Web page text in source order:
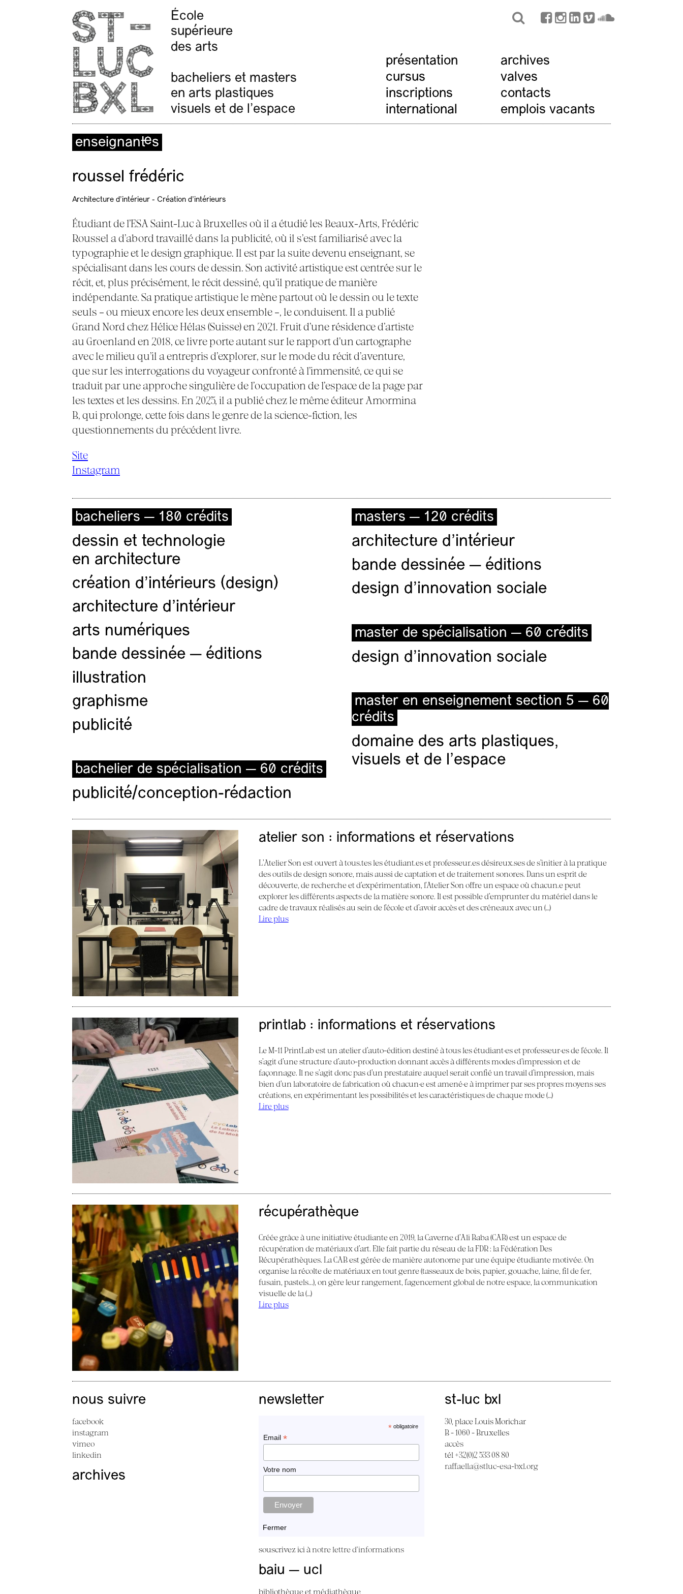
École
supérieure
des arts
bacheliers et masters
en arts plastiques
visuels et de l'espace
présentation
cursus
inscriptions
international
archives
valves
contacts
emplois vacants
enseignant·es
roussel frédéric
Architecture d'intérieur - Création d'intérieurs
Étudiant de l’ESA Saint-Luc à Bruxelles où il a étudié les Beaux-Arts, Frédéric
Roussel a d’abord travaillé dans la publicité, où il s’est familiarisé avec la
typographie et le design graphique. Il est par la suite devenu enseignant, se
spécialisant dans les cours de dessin. Son activité artistique est centrée sur le
récit, et, plus précisément, le récit dessiné, qu’il pratique de manière
indépendante. Sa pratique artistique le mène partout où le dessin ou le texte
seuls – ou mieux encore les deux ensemble –, le conduisent. Il a publié
Grand Nord chez Hélice Hélas (Suisse) en 2021. Fruit d’une résidence d’artiste
au Groenland en 2018, ce livre porte autant sur le rapport d’un cartographe
avec le milieu qu’il a entrepris d’explorer, sur le mode du récit d’aventure,
que sur les interrogations du voyageur confronté à l’immensité, ce qui se
traduit par une approche singulière de l’occupation de l’espace de la page par
les textes et les dessins. En 2025, il a publié chez le même éditeur Amormina
B, qui prolonge, cette fois dans le genre de la science-fiction, les
questionnements du précédent livre.
Site
Instagram
bacheliers — 180 crédits
dessin et technologie
en architecture
création d'intérieurs (design)
architecture d’intérieur
arts numériques
bande dessinée — éditions
illustration
graphisme
publicité
bachelier de spécialisation — 60 crédits
publicité/conception-rédaction
masters — 120 crédits
architecture d’intérieur
bande dessinée — éditions
design d'innovation sociale
master de spécialisation — 60 crédits
design d'innovation sociale
master en enseignement section 5 — 60
crédits
domaine des arts plastiques,
visuels et de l’espace
atelier son : informations et réservations
L’Atelier Son est ouvert à tous.tes les étudiant.es et professeur.es désireux.ses de s’initier à la pratique
des outils de design sonore, mais aussi de captation et de traitement sonores. Dans un esprit de
découverte, de recherche et d’expérimentation, l’Atelier Son offre un espace où chacun.e peut
explorer les différents aspects de la matière sonore. Il est possible d’emprunter du matériel dans le
cadre de travaux réalisés au sein de l’école et d’avoir accès et des créneaux avec un (…)
Lire plus
printlab : informations et réservations
Le M-11 PrintLab est un atelier d’auto-édition destiné à tous les étudiant·es et professeur·es de l’école. Il
s’agit d’une structure d’auto-production donnant accès à différents modes d’impression et de
façonnage. Il ne s’agit donc pas d’un prestataire auquel serait confié un travail d’impression, mais
bien d’un laboratoire de fabrication où chacun·e est amené·e à imprimer par ses propres moyens ses
créations, en expérimentant les possibilités et les caractéristiques de chaque mode (…)
Lire plus
récupérathèque
Créée grâce à une initiative étudiante en 2019, la Caverne d’Ali Baba (CAB) est un espace de
récupération de matériaux d’art. Elle fait partie du réseau de la FDR : la Fédération Des
Récupérathèques. La CAB est gérée de manière autonome par une équipe étudiante motivée. On
organise la récolte de matériaux en tout genre (tasseaux de bois, papier, gouache, laine, fil de fer,
fusain, pastels...), on gère leur rangement, l’agencement global de notre espace, la communication
visuelle de la (…)
Lire plus
nous suivre
facebook
instagram
vimeo
linkedin
archives
newsletter
*obligatoire
Email*
Votre nom
Fermer
souscrivez ici à notre lettre d'informations
baiu — ucl
bibliothèque et médiathèque
st-luc bxl
30, place Louis Morichar
B - 1060 - Bruxelles
accès
tél +32(0)2 533 08 80
raffaella@stluc-esa-bxl.org